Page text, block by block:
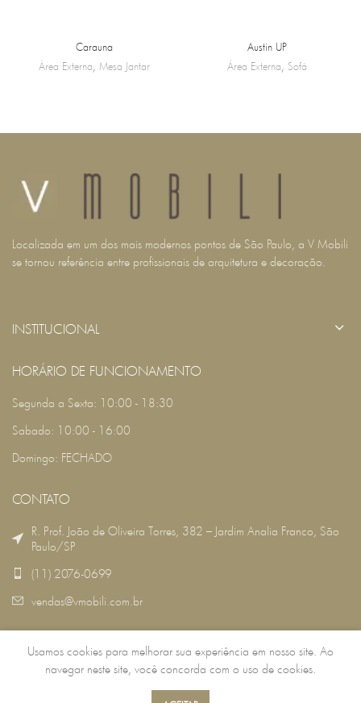
Carauna
Área Externa
Mesa Jantar
Austin UP
Área Externa
Sofá
Localizada em um dos mais modernos pontos de São Paulo, a V Mobili
se tornou referência entre profissionais de arquitetura e decoração.
INSTITUCIONAL
HORÁRIO DE FUNCIONAMENTO
Segunda a Sexta: 10:00 - 18:30
Sabado: 10:00 - 16:00
Domingo: FECHADO
CONTATO
R. Prof. João de Oliveira Torres, 382 – Jardim Analia Franco, São
Paulo/SP
(11) 2076-0699
vendas@vmobili.com.br
2022 DESENVOLVIDO POR: RSG TECNOLOGIA .
Usamos cookies para melhorar sua experiência em nosso site. Ao
navegar neste site, você concorda com o uso de cookies.